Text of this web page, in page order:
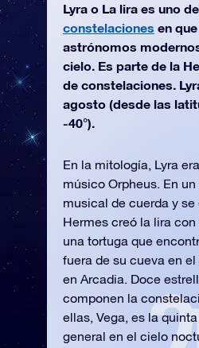
Lyra o La lira es uno
constelaciones en
astrónomos
cielo. Es parte de la
de constelaciones.
agosto (desde las
-40°).
En la mitología, Lyra
músico Orpheus. En
musical de cuerda y se
Hermes creó la lira
una tortuga que
fuera de su cueva en
en Arcadia. Doce
componen la
ellas, Vega, es la
general en el cielo